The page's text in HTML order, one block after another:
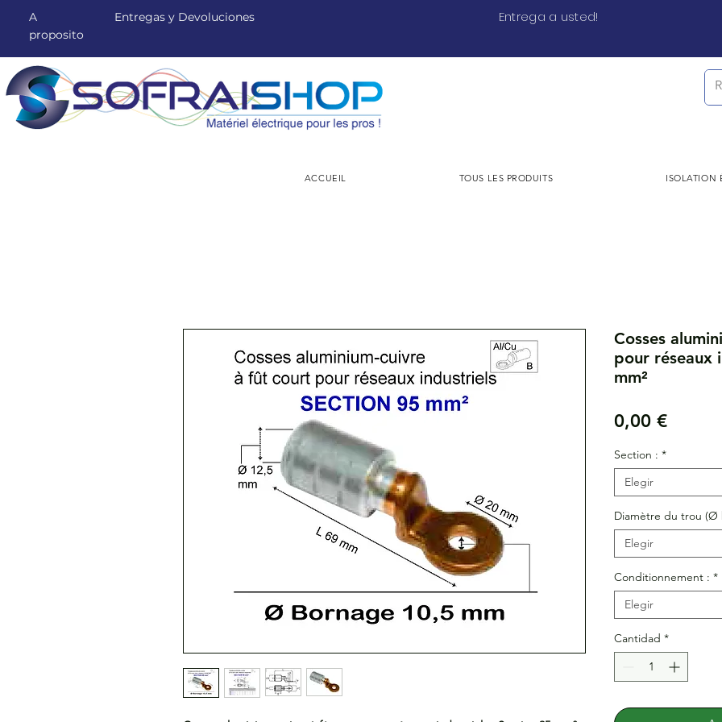
A
proposito
Entregas y Devoluciones Entrega a usted!
ACCUEIL TOUS LES PRODUITS ISOLATION
Cosses
pour réseaux
mm²
0,00 €Precio
Section : *
Elegir
Diamètre du trou (Ø
Elegir
Conditionnement : *
Elegir
Cantidad *